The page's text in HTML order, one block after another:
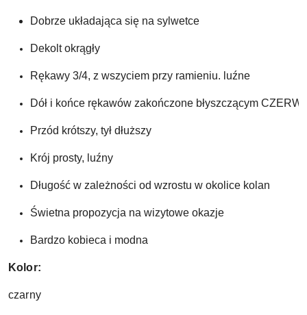
Dobrze układająca się na sylwetce
Dekolt okrągły
Rękawy 3/4, z wszyciem przy ramieniu. luźne
Dół i końce rękawów zakończone błyszczącym
Przód krótszy, tył dłuższy
Krój prosty, luźny
Długość w zależności od wzrostu w okolice kolan
Świetna propozycja na wizytowe okazje
Bardzo kobieca i modna
Kolor:
czarny